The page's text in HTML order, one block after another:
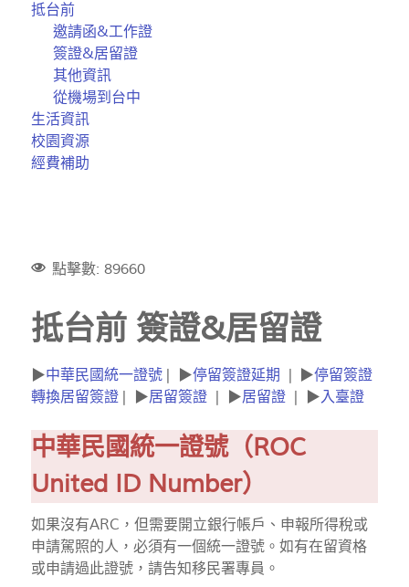
抵台前
邀請函&工作證
簽證&居留證
其他資訊
從機場到台中
生活資訊
校園資源
經費補助
點擊數: 89660
抵台前 簽證&居留證
▶中華民國統一證號 | ▶停留簽證延期 | ▶停留簽證
轉換居留簽證 | ▶居留簽證 | ▶居留證 | ▶入臺證
中華民國統一證號（ROC
United ID Number）
如果沒有ARC，但需要開立銀行帳戶、申報所得稅或
申請駕照的人，必須有一個統一證號。如有在留資格
或申請過此證號，請告知移民署專員。